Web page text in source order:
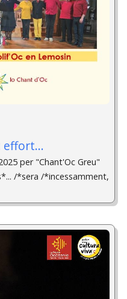
effort...
per "Chant'Oc Greu"
/*sera /*incessamment,